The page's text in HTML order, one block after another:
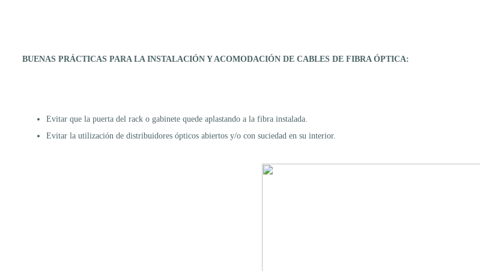
BUENAS PRÁCTICAS PARA LA INSTALACIÓN Y ACOMODACIÓN DE CABLES DE FIBRA ÓPTICA:
Evitar que la puerta del rack o gabinete quede aplastando a la fibra instalada.
Evitar la utilización de distribuidores ópticos abiertos y/o con suciedad en su interior.